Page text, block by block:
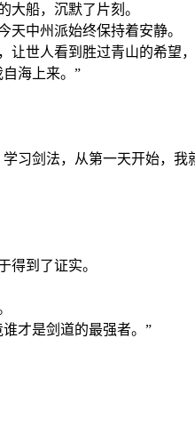
大船，沉默了片刻。
天中州派始终保持着安静。
世人看到胜过青山的希望
海上来。”
习剑法，从第一天开始，我
得到了证实。
才是剑道的最强者。”